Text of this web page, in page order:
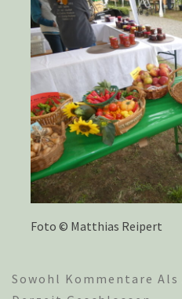
Foto © Matthias Reipert
Sowohl Kommentare Als